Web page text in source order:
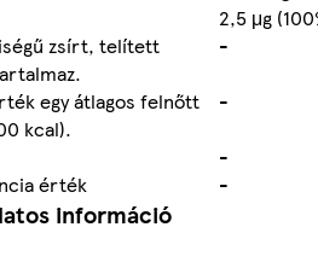
2,5 μg
zsírt, telített
-
egy átlagos felnőtt
kcal).
-
-
érték
-
információ